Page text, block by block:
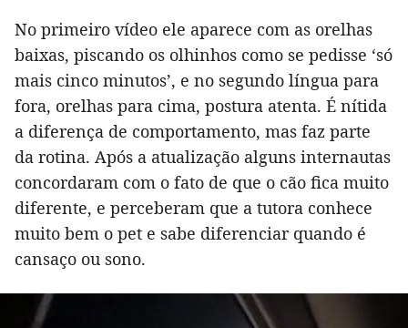
No primeiro vídeo ele aparece com as orelhas
baixas, piscando os olhinhos como se pedisse ‘só
mais cinco minutos’, e no segundo língua para
fora, orelhas para cima, postura atenta. É nítida
a diferença de comportamento, mas faz parte
da rotina. Após a atualização alguns internautas
concordaram com o fato de que o cão fica muito
diferente, e perceberam que a tutora conhece
muito bem o pet e sabe diferenciar quando é
cansaço ou sono.